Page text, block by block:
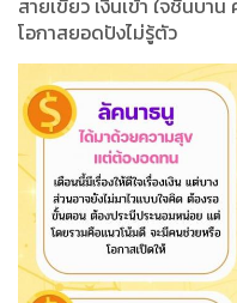
โอกาสยอดปังไม่รู้ตัว